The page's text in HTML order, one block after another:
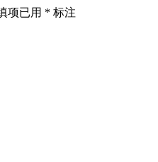
项已用 * 标注